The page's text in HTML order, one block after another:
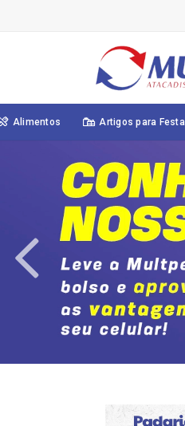
Alimentos Artigos para Festa